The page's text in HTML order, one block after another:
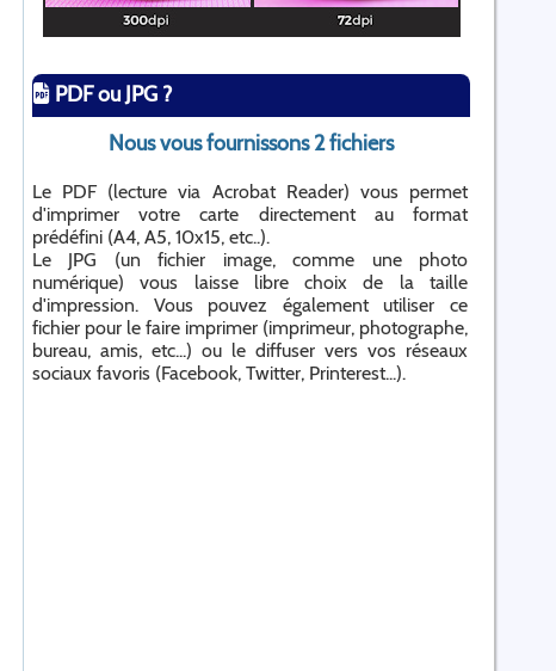
PDF ou JPG ?
Nous vous fournissons 2 fichiers
Le PDF (lecture via Acrobat Reader) vous permet
d'imprimer votre carte directement au format
prédéfini (A4, A5, 10x15, etc..).
Le JPG (un fichier image, comme une photo
numérique) vous laisse libre choix de la taille
d'impression. Vous pouvez également utiliser ce
fichier pour le faire imprimer (imprimeur, photographe,
bureau, amis, etc...) ou le diffuser vers vos réseaux
sociaux favoris (Facebook, Twitter, Printerest...).